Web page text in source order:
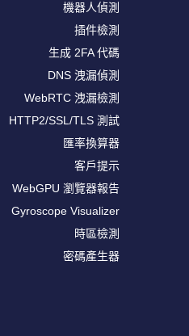
機器人偵測
插件檢測
生成 2FA 代碼
DNS 洩漏偵測
WebRTC 洩漏檢測
HTTP2/SSL/TLS 測試
匯率換算器
客戶提示
WebGPU 瀏覽器報告
Gyroscope Visualizer
時區檢測
密碼產生器